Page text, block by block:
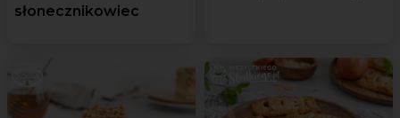
słonecznikowiec